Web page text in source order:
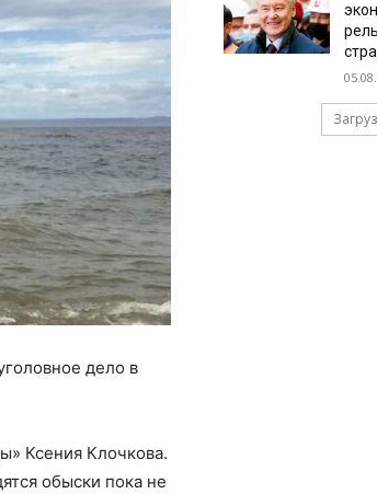
дело в
Ксения Клочкова.
обыски пока не